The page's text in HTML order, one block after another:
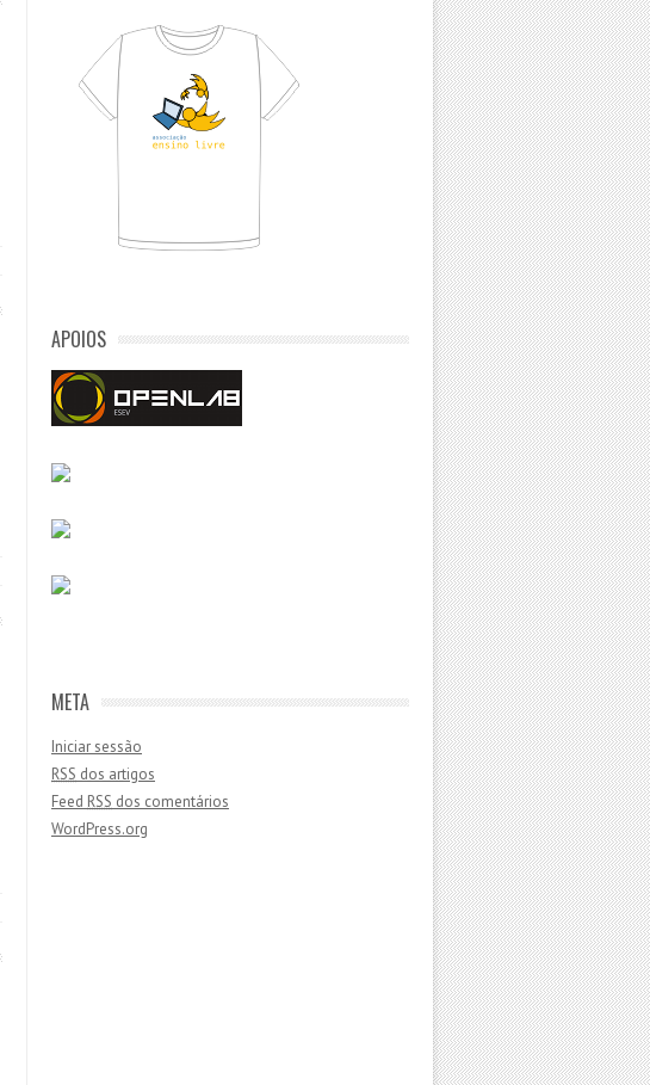
APOIOS
META
Iniciar sessão
RSS dos artigos
Feed RSS dos comentários
WordPress.org